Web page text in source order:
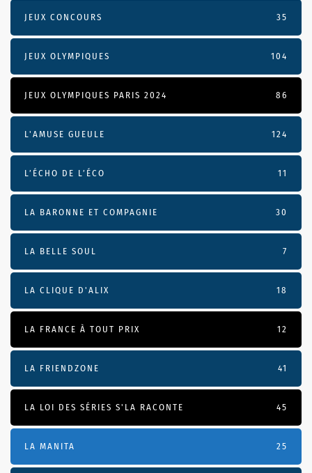
JEUX CONCOURS 35
JEUX OLYMPIQUES 104
JEUX OLYMPIQUES PARIS 2024 86
L'AMUSE GUEULE 124
L’ÉCHO DE L’ÉCO 11
LA BARONNE ET COMPAGNIE 30
LA BELLE SOUL 7
LA CLIQUE D'ALIX 18
LA FRANCE À TOUT PRIX 12
LA FRIENDZONE 41
LA LOI DES SÉRIES S'LA RACONTE 45
LA MANITA 25